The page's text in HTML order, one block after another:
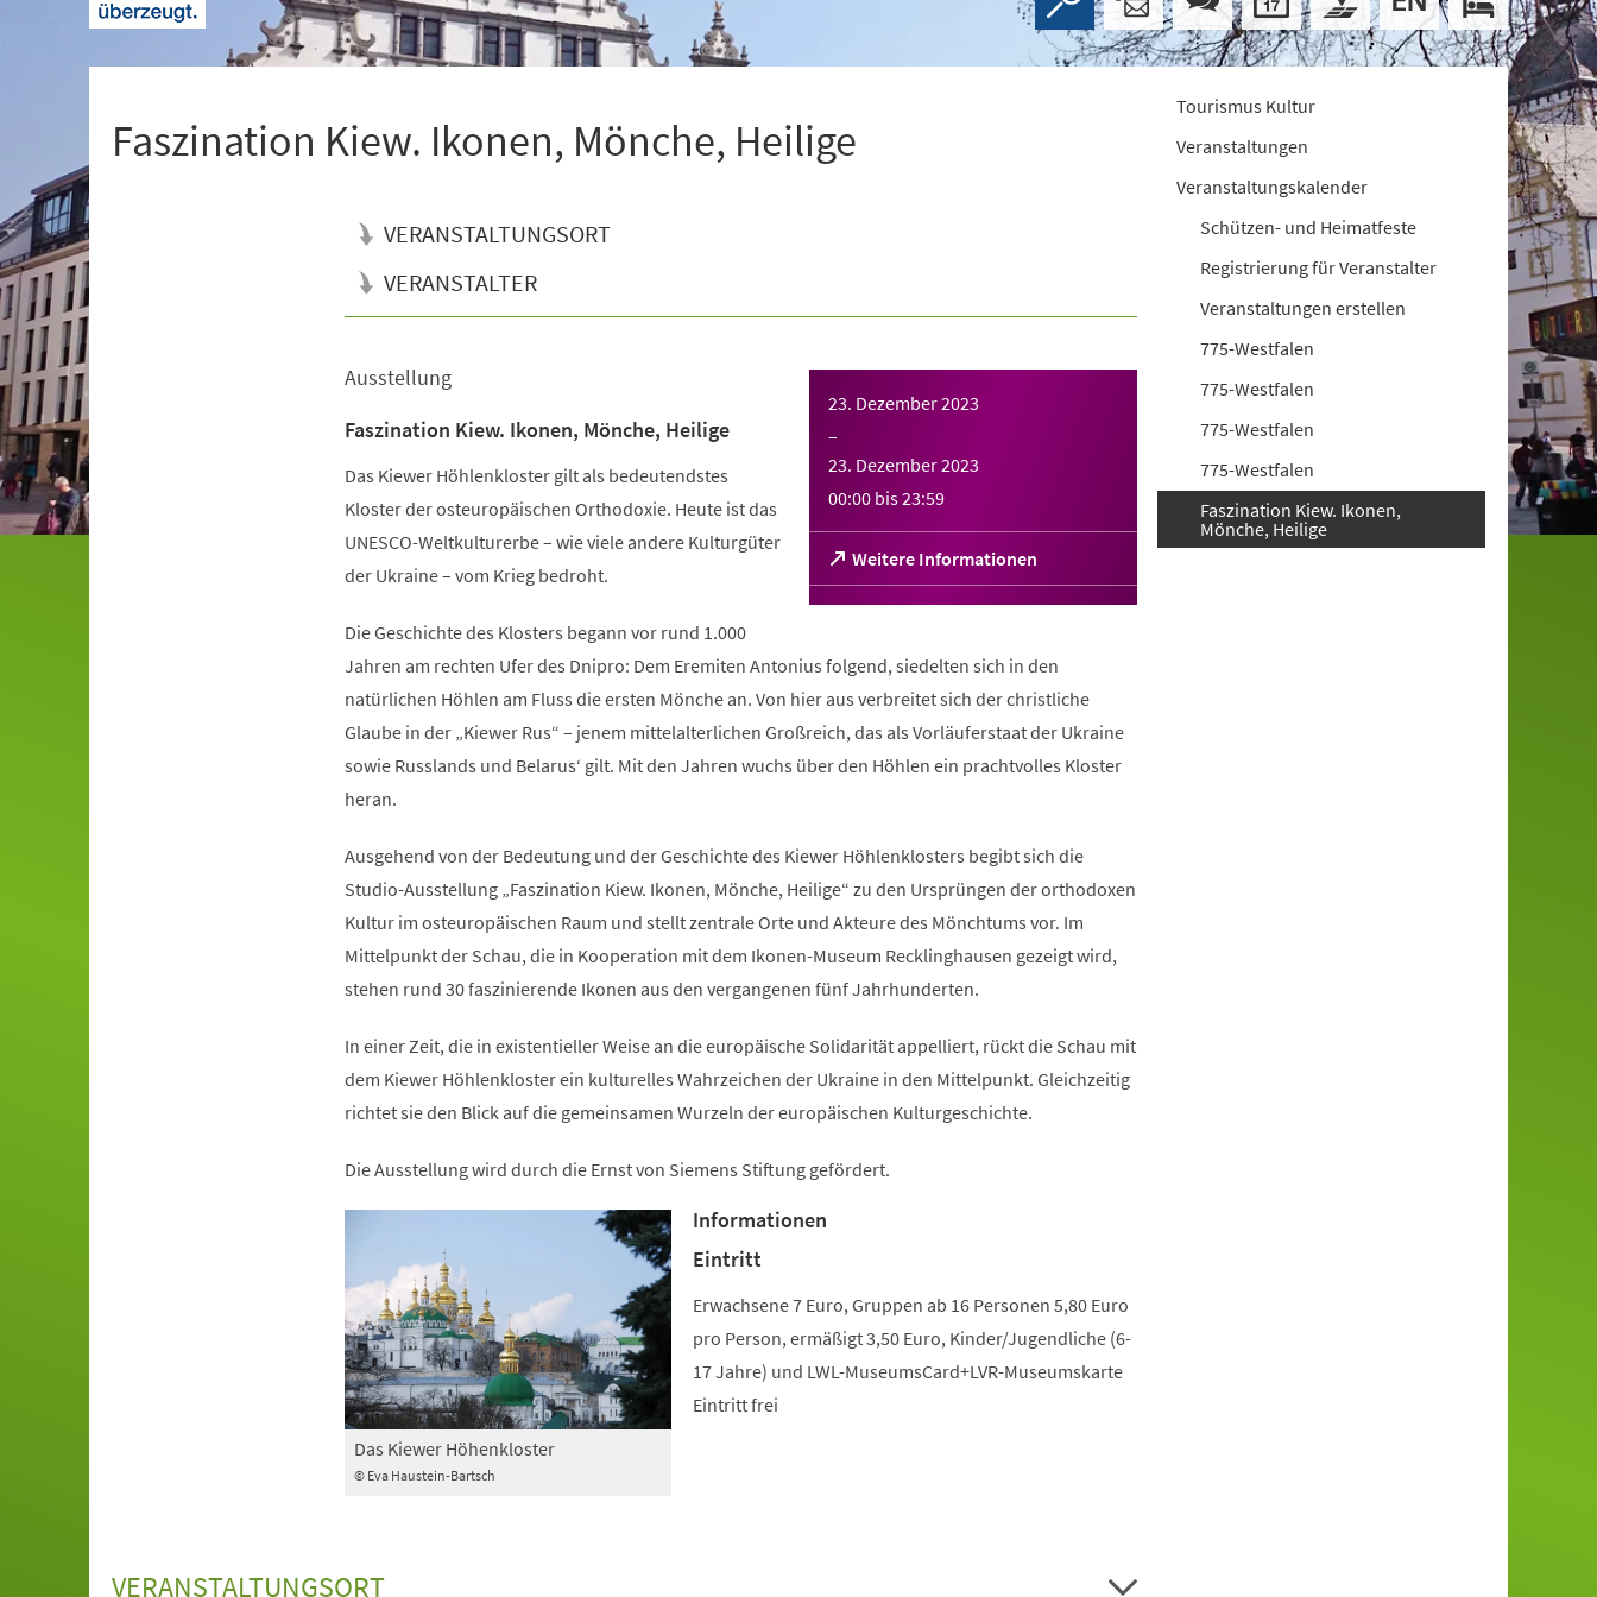
Faszination Kiew. Ikonen, Mönche, Heilige
VERANSTALTUNGSORT
VERANSTALTER
23. Dezember 2023
–
23. Dezember 2023
00:00 bis23:59
Weitere Informationen
(Öffnet
in
einem
Tab)
Ausstellung
Faszination Kiew. Ikonen, Mönche, Heilige
Das Kiewer Höhlenkloster gilt als bedeutendstes
Kloster der osteuropäischen Orthodoxie. Heute ist das
UNESCO-Weltkulturerbe – wie viele andere Kulturgüter
der Ukraine – vom Krieg bedroht.
Die Geschichte des Klosters begann vor rund 1.000
Jahren am rechten Ufer des Dnipro: Dem Eremiten Antonius folgend, siedelten sich in den
natürlichen Höhlen am Fluss die ersten Mönche an. Von hier aus verbreitet sich der christliche
Glaube in der „Kiewer Rus“ – jenem mittelalterlichen Großreich, das als Vorläuferstaat der Ukraine
sowie Russlands und Belarus‘ gilt. Mit den Jahren wuchs über den Höhlen ein prachtvolles Kloster
heran.
Ausgehend von der Bedeutung und der Geschichte des Kiewer Höhlenklosters begibt sich die
Studio-Ausstellung „Faszination Kiew. Ikonen, Mönche, Heilige“ zu den Ursprüngen der orthodoxen
Kultur im osteuropäischen Raum und stellt zentrale Orte und Akteure des Mönchtums vor. Im
Mittelpunkt der Schau, die in Kooperation mit dem Ikonen-Museum Recklinghausen gezeigt wird,
stehen rund 30 faszinierende Ikonen aus den vergangenen fünf Jahrhunderten.
In einer Zeit, die in existentieller Weise an die europäische Solidarität appelliert, rückt die Schau mit
dem Kiewer Höhlenkloster ein kulturelles Wahrzeichen der Ukraine in den Mittelpunkt. Gleichzeitig
richtet sie den Blick auf die gemeinsamen Wurzeln der europäischen Kulturgeschichte.
Die Ausstellung wird durch die Ernst von Siemens Stiftung gefördert.
© Eva Haustein-Bartsch
Das Kiewer Höhenkloster
Informationen
Eintritt
Erwachsene 7 Euro, Gruppen ab 16 Personen 5,80 Euro
pro Person, ermäßigt 3,50 Euro, Kinder/Jugendliche (6-
17 Jahre) und LWL-MuseumsCard+LVR-Museumskarte
Eintritt frei
VERANSTALTUNGSORT
Tourismus Kultur
Veranstaltungen
Veranstaltungskalender
Schützen- und Heimatfeste
Registrierung für Veranstalter
Veranstaltungen erstellen
775-Westfalen
775-Westfalen
775-Westfalen
775-Westfalen
Faszination Kiew. Ikonen,
Mönche, Heilige